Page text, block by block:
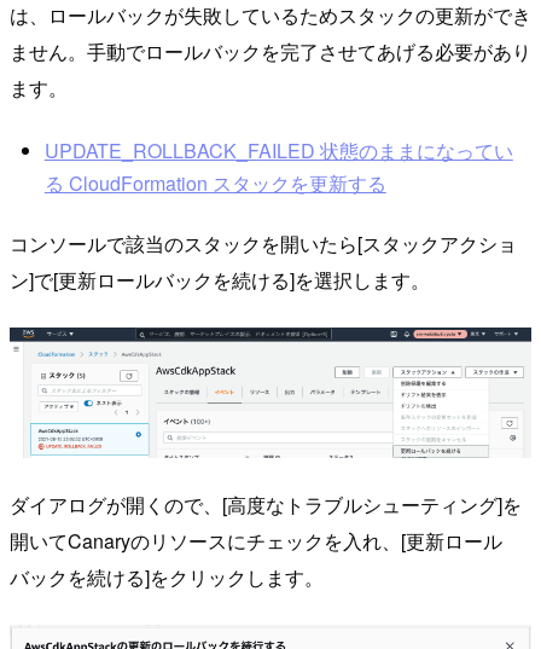
は、ロールバックが失敗しているためスタックの更新ができ
ません。手動でロールバックを完了させてあげる必要があり
ます。
UPDATE_ROLLBACK_FAILED 状態のままになってい
る CloudFormation スタックを更新する
コンソールで該当のスタックを開いたら[スタックアクショ
ン]で[更新ロールバックを続ける]を選択します。
ダイアログが開くので、[高度なトラブルシューティング]を
開いてCanaryのリソースにチェックを入れ、[更新ロール
バックを続ける]をクリックします。